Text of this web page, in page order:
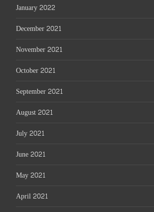
January 2022
December 2021
November 2021
October 2021
September 2021
August 2021
July 2021
June 2021
May 2021
April 2021